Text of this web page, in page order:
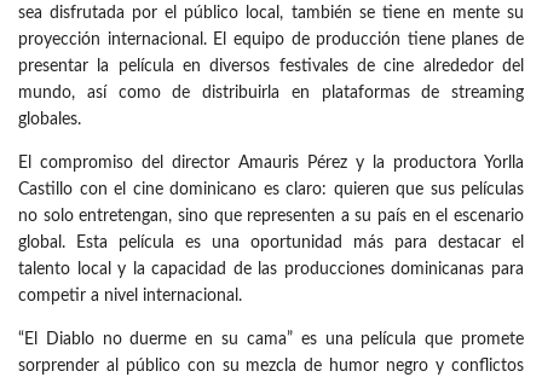
sea disfrutada por el público local, también se tiene en mente su
proyección internacional. El equipo de producción tiene planes de
presentar la película en diversos festivales de cine alrededor del
mundo, así como de distribuirla en plataformas de streaming
globales.
El compromiso del director Amauris Pérez y la productora Yorlla
Castillo con el cine dominicano es claro: quieren que sus películas
no solo entretengan, sino que representen a su país en el escenario
global. Esta película es una oportunidad más para destacar el
talento local y la capacidad de las producciones dominicanas para
competir a nivel internacional.
“El Diablo no duerme en su cama” es una película que promete
sorprender al público con su mezcla de humor negro y conflictos